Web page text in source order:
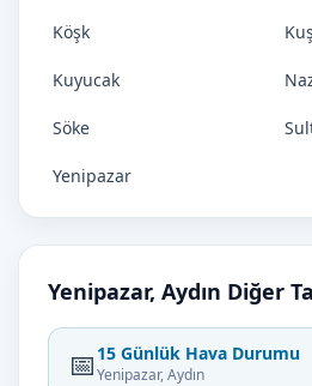
Köşk
Kuyucak
Söke
Yenipazar
Yenipazar, Aydın Diğer
📅 15 Günlük Hava Durumu
Yenipazar, Aydın